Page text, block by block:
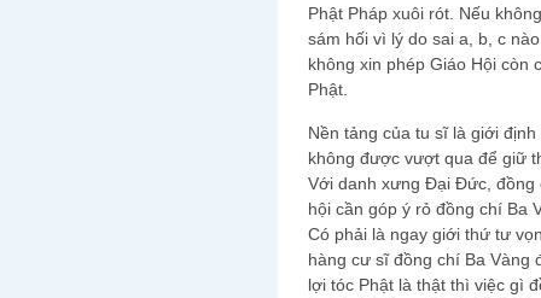
Phật Pháp xuôi rót. Nếu
sám hối vì lý do sai a, b, c
không xin phép Giáo Hội còn
Phật.
Nền tảng của tu sĩ là giới
không được vượt qua để giữ
Với danh xưng Đại Đức, đồng
hội cần góp ý rỏ đồng chí Ba
Có phải là ngay giới thứ tư
hàng cư sĩ đồng chí Ba Vàng
lợi tóc Phật là thật thì việc gì